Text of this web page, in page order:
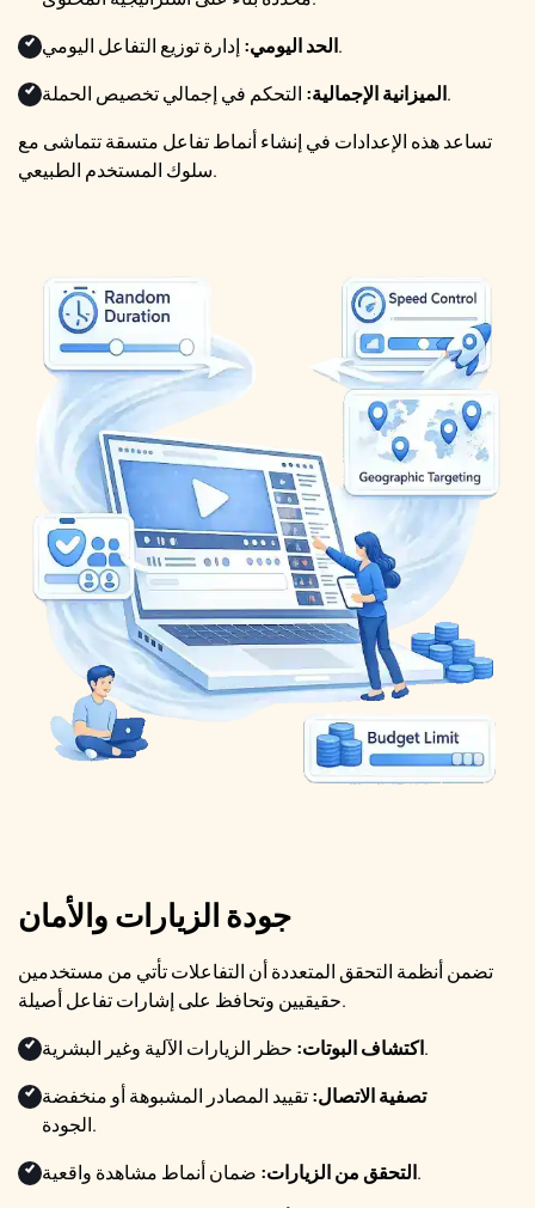
الحد اليومي:إدارة توزيع التفاعل اليومي.
الميزانية الإجمالية:التحكم في إجمالي تخصيص الحملة.
تساعد هذه الإعدادات في إنشاء أنماط تفاعل متسقة تتماشى مع
سلوك المستخدم الطبيعي.
جودة الزيارات والأمان
تضمن أنظمة التحقق المتعددة أن التفاعلات تأتي من مستخدمين
حقيقيين وتحافظ على إشارات تفاعل أصيلة.
اكتشاف البوتات:حظر الزيارات الآلية وغير البشرية.
تصفية الاتصال:تقييد المصادر المشبوهة أو منخفضة
الجودة.
التحقق من الزيارات:ضمان أنماط مشاهدة واقعية.